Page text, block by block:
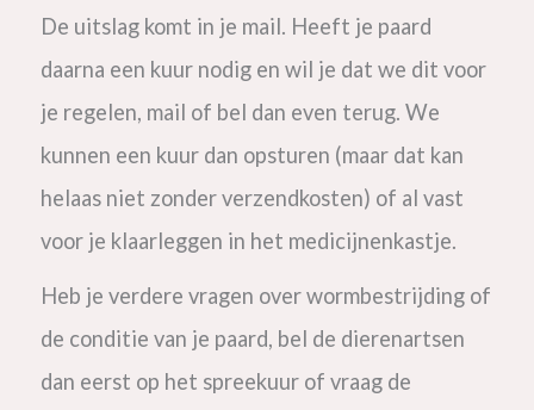
De uitslag komt in je mail. Heeft je paard
daarna een kuur nodig en wil je dat we dit voor
je regelen, mail of bel dan even terug. We
kunnen een kuur dan opsturen (maar dat kan
helaas niet zonder verzendkosten) of al vast
voor je klaarleggen in het medicijnenkastje.
Heb je verdere vragen over wormbestrijding of
de conditie van je paard, bel de dierenartsen
dan eerst op het spreekuur of vraag de